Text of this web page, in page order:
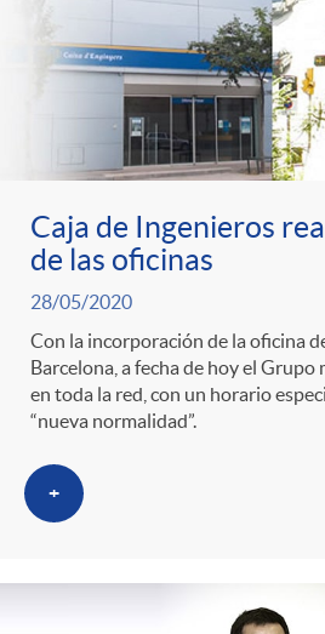
Caja de Ingenieros
de las oficinas
28/05/2020
Con la incorporación de la oficina
Barcelona, a fecha de hoy el
en toda la red, con un horario
“nueva normalidad”.
+